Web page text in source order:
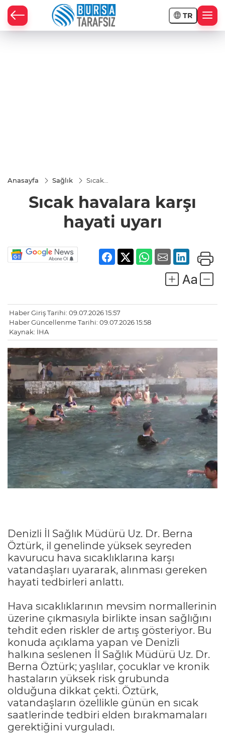
TR
Anasayfa Sağlık
Sıcak
hayati
Sıcak havalara karşı
hayati uyarı
Haber Giriş Tarihi: 09.07.2026 15:57
Haber Güncellenme Tarihi: 09.07.2026 15:58
Kaynak: İHA
Denizli İl Sağlık Müdürü Uz. Dr. Berna
Öztürk, il genelinde yüksek seyreden
kavurucu hava sıcaklıklarına karşı
vatandaşları uyararak, alınması gereken
hayati tedbirleri anlattı.
Hava sıcaklıklarının mevsim normallerinin
üzerine çıkmasıyla birlikte insan sağlığını
tehdit eden riskler de artış gösteriyor. Bu
konuda açıklama yapan ve Denizli
halkına seslenen İl Sağlık Müdürü Uz. Dr.
Berna Öztürk; yaşlılar, çocuklar ve kronik
hastaların yüksek risk grubunda
olduğuna dikkat çekti. Öztürk,
vatandaşların özellikle günün en sıcak
saatlerinde tedbiri elden bırakmamaları
gerektiğini vurguladı.